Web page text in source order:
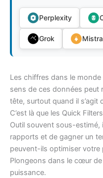
Perplexity
Grok
Les chiffres dans le
sens de ces données peut
tête, surtout quand il s’agit
C’est là que les Quick
Outil souvent sous-estimé,
rapports et de gagner un
peuvent-ils optimiser votre
Plongeons dans le cœur
puissance.